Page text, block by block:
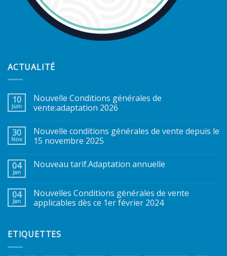
ACTUALITÉ
10
Juin
Nouvelle Conditions générales de
vente:adaptation 2026
30
Nov
Nouvelle conditions générales de vente depuis le
15 novembre 2025
04
Jan
Nouveau tarif.Adaptation annuelle
04
Jan
Nouvelles Conditions générales de vente
applicables dès ce 1er février 2024
ETIQUETTES